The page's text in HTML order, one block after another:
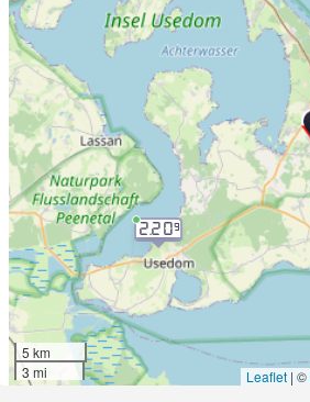
2.209
5 km
3 mi
Leaflet | ©